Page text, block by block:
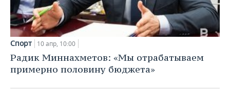
Спорт 10 апр, 10:00
Радик Миннахметов: «Мы отрабатываем
примерно половину бюджета»